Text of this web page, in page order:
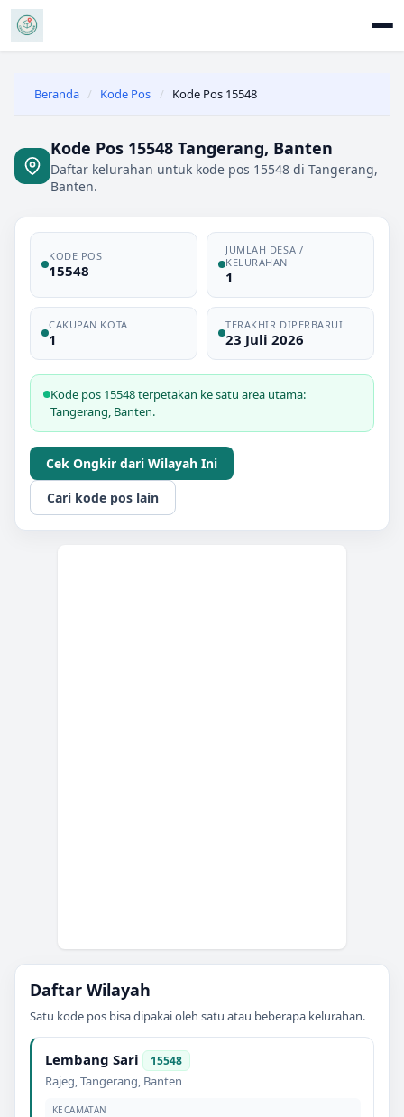
Beranda / Kode Pos / Kode Pos 15548
Kode Pos 15548 Tangerang, Banten
Daftar kelurahan untuk kode pos 15548 di Tangerang,
Banten.
KODE POS
15548
JUMLAH DESA /
KELURAHAN
1
CAKUPAN KOTA
1
TERAKHIR DIPERBARUI
23 Juli 2026
Kode pos 15548 terpetakan ke satu area utama:
Tangerang, Banten.
Cek Ongkir dari Wilayah Ini
Cari kode pos lain
Daftar Wilayah
Satu kode pos bisa dipakai oleh satu atau beberapa kelurahan.
Lembang Sari 15548
Rajeg,Tangerang, Banten
KECAMATAN